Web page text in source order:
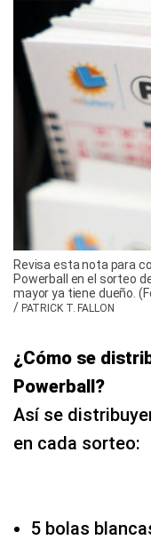
Revisa esta nota para
Powerball en el sorteo
mayor ya tiene dueño.
/ PATRICK T. FALLON
¿Cómo se
Powerball?
Así se
en cada sorteo:
5 bolas